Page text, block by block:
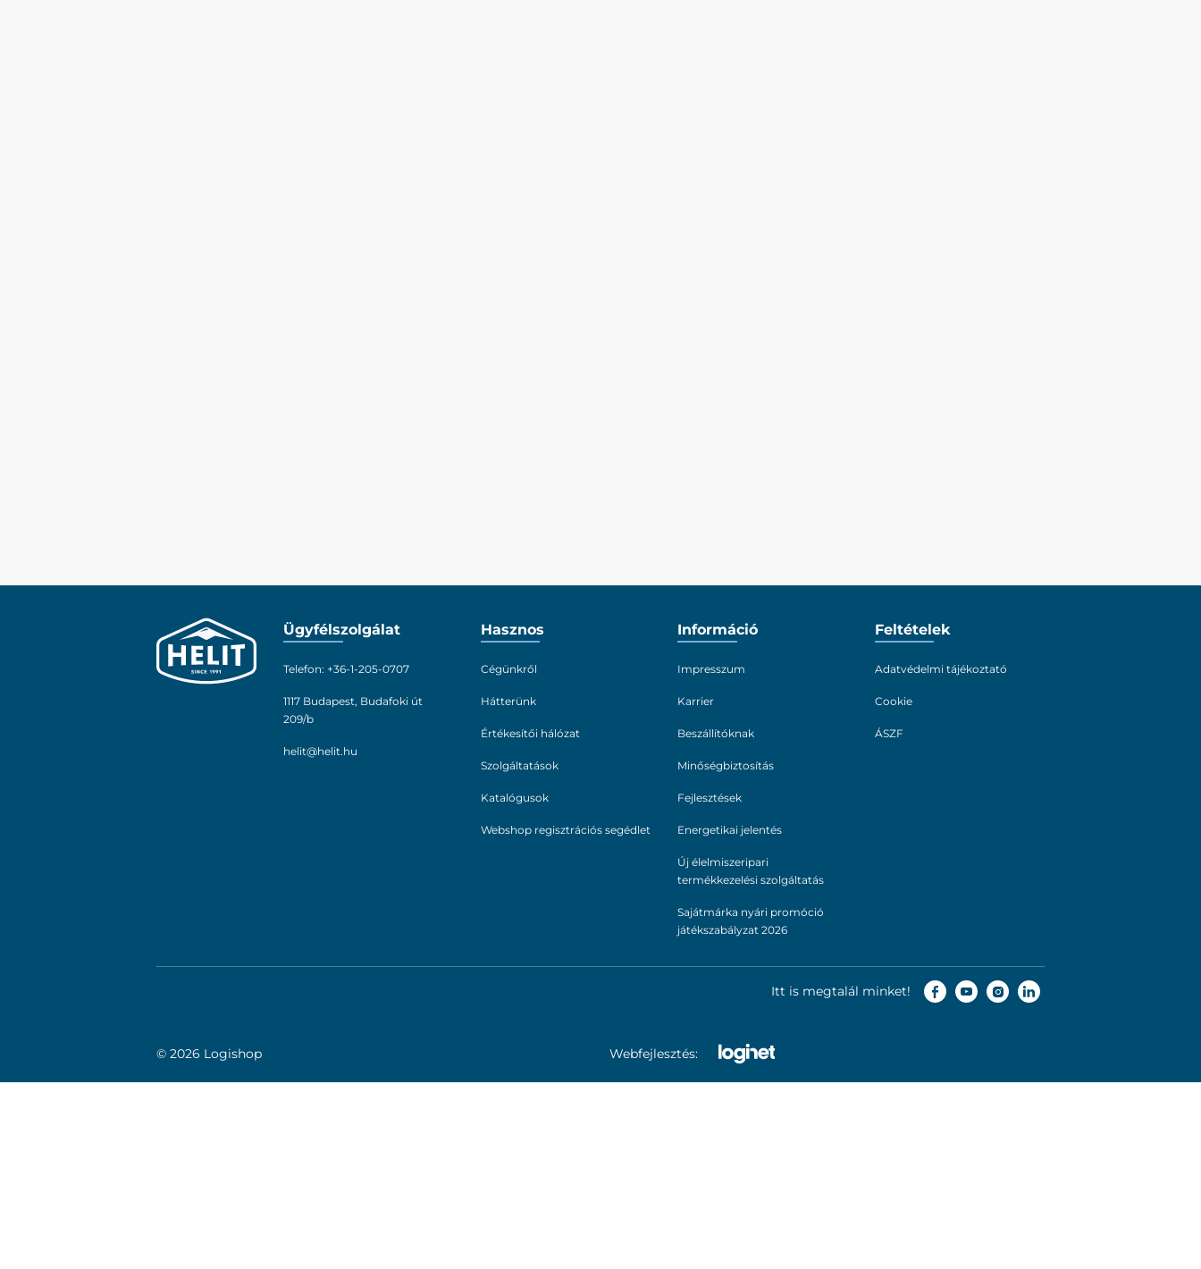
Ügyfélszolgálat
Telefon: +36-1-205-0707
1117 Budapest, Budafoki út
209/b
helit@helit.hu
Hasznos
Cégünkről
Hátterünk
Értékesítői hálózat
Szolgáltatások
Katalógusok
Webshop regisztrációs segédlet
Információ
Impresszum
Karrier
Beszállítóknak
Minőségbiztosítás
Fejlesztések
Energetikai jelentés
Új élelmiszeripari
termékkezelési szolgáltatás
Sajátmárka nyári promóció
játékszabályzat 2026
Feltételek
Adatvédelmi tájékoztató
Cookie
ÁSZF
Itt is megtalál minket!
© 2026 Logishop Webfejlesztés: